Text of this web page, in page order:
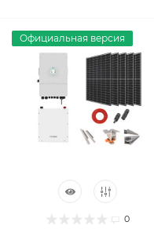
Официальная версия
0